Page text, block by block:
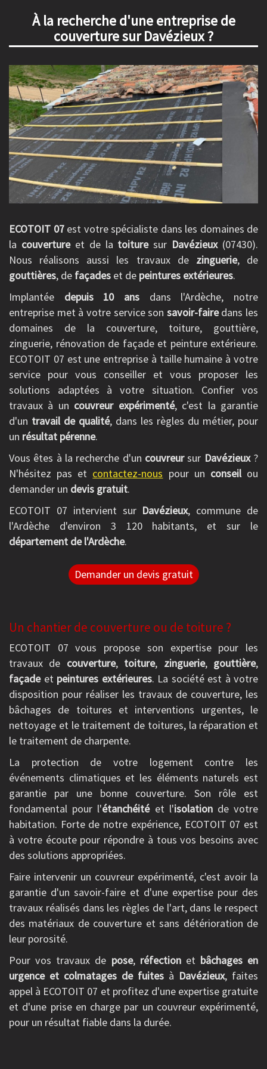
À la recherche d'une entreprise de
couverture sur Davézieux ?
ECOTOIT 07est votre spécialiste dans les domaines de
la couvertureet de la toituresur Davézieux(07430).
Nous réalisons aussi les travaux de zinguerie, de
gouttières, de façades et de peintures extérieures.
Implantée depuis 10 ans dans l'Ardèche, notre
entreprise met à votre service son savoir-fairedans les
domaines de la couverture, toiture, gouttière,
zinguerie, rénovation de façade et peinture extérieure.
ECOTOIT 07 est une entreprise à taille humaine à votre
service pour vous conseiller et vous proposer les
solutions adaptées à votre situation. Confier vos
travaux à un couvreur expérimenté, c'est la garantie
d'un travail de qualité, dans les règles du métier, pour
un résultat pérenne.
Vous êtes à la recherche d'un couvreursur Davézieux?
N'hésitez pas et contactez-nous pour un conseilou
demander un devis gratuit.
ECOTOIT 07 intervient sur Davézieux, commune de
l'Ardèche d'environ 3 120 habitants, et sur le
département de l'Ardèche.
Demander un devis gratuit
Un chantier de couverture ou de toiture ?
ECOTOIT 07 vous propose son expertise pour les
travaux de couverture, toiture, zinguerie, gouttière,
façadeet peintures extérieures. La société est à votre
disposition pour réaliser les travaux de couverture, les
bâchages de toitures et interventions urgentes, le
nettoyage et le traitement de toitures, la réparation et
le traitement de charpente.
La protection de votre logement contre les
événements climatiques et les éléments naturels est
garantie par une bonne couverture. Son rôle est
fondamental pour l'étanchéitéet l'isolationde votre
habitation. Forte de notre expérience, ECOTOIT 07 est
à votre écoute pour répondre à tous vos besoins avec
des solutions appropriées.
Faire intervenir un couvreur expérimenté, c'est avoir la
garantie d'un savoir-faire et d'une expertise pour des
travaux réalisés dans les règles de l'art, dans le respect
des matériaux de couverture et sans détérioration de
leur porosité.
Pour vos travaux de pose, réfectionet bâchages en
urgence et colmatages de fuites à Davézieux, faites
appel à ECOTOIT 07 et profitez d'une expertise gratuite
et d'une prise en charge par un couvreur expérimenté,
pour un résultat fiable dans la durée.